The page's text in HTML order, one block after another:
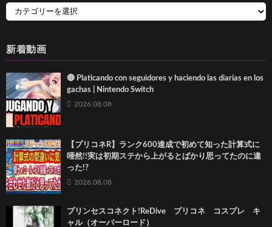
新着動画
🔴 Platicando con seguidores y haciendo las diarias en los
gachas | Nintendo Switch
2026.08.08
【プリコネR】ランク600達成で初めて知った計算式に
唖然!!実は初期ステから上がるとばかり思ってたのに違
った!?
2026.08.08
プリンセスコネクト!ReDive プリコネ コスプレ キ
ャル（オーバーロード）